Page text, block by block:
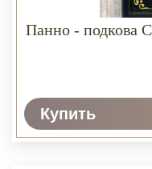
Панно - подкова
Купить